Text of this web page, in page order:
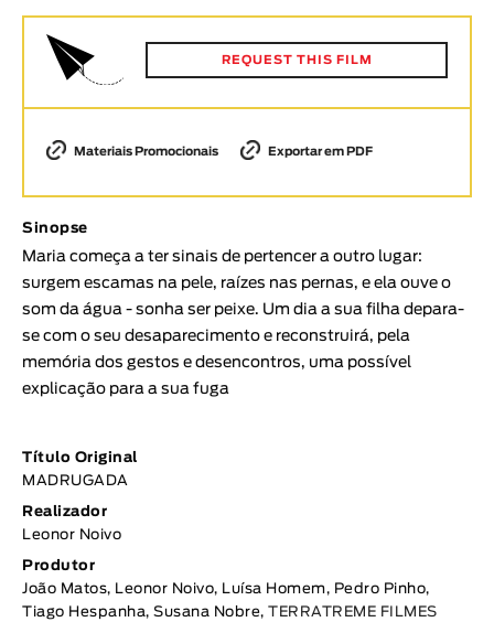
Animar
DURAÇÃO
< / >
GÉNERO
Ficção
Animação
Documentário
TÓPICOS
REQUEST THIS FILM
Materiais Promocionais Exportar em PDF
Sinopse
Maria começa a ter sinais de pertencer a outro lugar:
surgem escamas na pele, raízes nas pernas, e ela ouve o
som da água - sonha ser peixe. Um dia a sua filha depara-
se com o seu desaparecimento e reconstruirá, pela
memória dos gestos e desencontros, uma possível
explicação para a sua fuga
Título Original
MADRUGADA
Realizador
Leonor Noivo
Produtor
João Matos, Leonor Noivo, Luísa Homem, Pedro Pinho,
Tiago Hespanha, Susana Nobre, TERRATREME FILMES